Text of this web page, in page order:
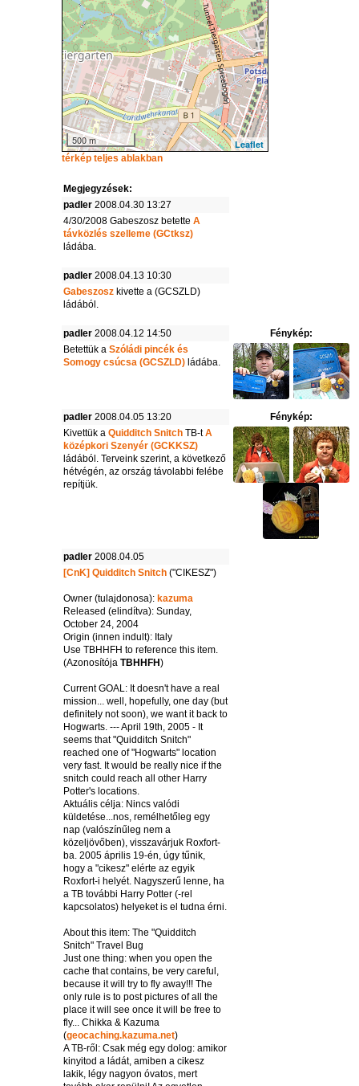
500 m Leaflet
térkép teljes ablakban
Megjegyzések:
padler 2008.04.30 13:27
4/30/2008 Gabeszosz betetteA
távközlés szelleme (GCtksz)
ládába.
padler 2008.04.13 10:30
Gabeszosz kivette a (GCSZLD)
ládából.
padler 2008.04.12 14:50
Fénykép:
Betettük aSzóládi pincék és
Somogy csúcsa (GCSZLD) ládába.
padler 2008.04.05 13:20
Fénykép:
Kivettük aQuidditch Snitch TB-tA
középkori Szenyér (GCKKSZ)
ládából. Terveink szerint, a következő
hétvégén, az ország távolabbi felébe
repítjük.
padler 2008.04.05
[CnK] Quidditch Snitch ("CIKESZ")
Owner (tulajdonosa): kazuma
Released (elindítva): Sunday,
October 24, 2004
Origin (innen indult): Italy
Use TBHHFH to reference this item.
(AzonosítójaTBHHFH)
Current GOAL: It doesn't have a real
mission... well, hopefully, one day (but
definitely not soon), we want it back to
Hogwarts. --- April 19th, 2005 - It
seems that "Quidditch Snitch"
reached one of "Hogwarts" location
very fast. It would be really nice if the
snitch could reach all other Harry
Potter's locations.
Aktuális célja: Nincs valódi
küldetése...nos, remélhetőleg egy
nap (valószínűleg nem a
közeljövőben), visszavárjuk Roxfort-
ba. 2005 április 19-én, úgy tűnik,
hogy a "cikesz" elérte az egyik
Roxfort-i helyét. Nagyszerű lenne, ha
a TB további Harry Potter (-rel
kapcsolatos) helyeket is el tudna érni.
About this item: The "Quidditch
Snitch" Travel Bug
Just one thing: when you open the
cache that contains, be very careful,
because it will try to fly away!!! The
only rule is to post pictures of all the
place it will see once it will be free to
fly... Chikka & Kazuma
(geocaching.kazuma.net)
A TB-ről: Csak még egy dolog: amikor
kinyitod a ládát, amiben a cikesz
lakik, légy nagyon óvatos, mert